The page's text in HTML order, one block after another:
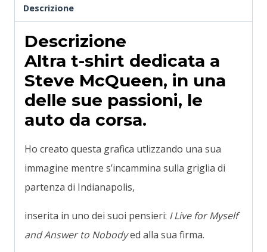
Descrizione
Descrizione
Altra t-shirt dedicata a
Steve McQueen, in una
delle sue passioni, le
auto da corsa.
Ho creato questa grafica utlizzando una sua
immagine mentre s’incammina sulla griglia di
partenza di Indianapolis,
inserita in uno dei suoi pensieri: I Live for Myself
and Answer to Nobodyed alla sua firma.